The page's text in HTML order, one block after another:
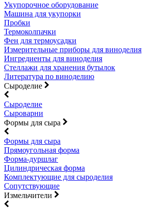
Укупорочное оборудование
Машина для укупорки
Пробки
Термоколпачки
Фен для термоусадки
Измерительные приборы для виноделия
Ингредиенты для виноделия
Стеллажи для хранения бутылок
Литература по виноделию
Сыроделие
Сыроделие
Сыроварни
Формы для сыра
Формы для сыра
Прямоугольная форма
Форма-дуршлаг
Цилиндрическая форма
Комплектующие для сыроделия
Сопутствующие
Измельчители